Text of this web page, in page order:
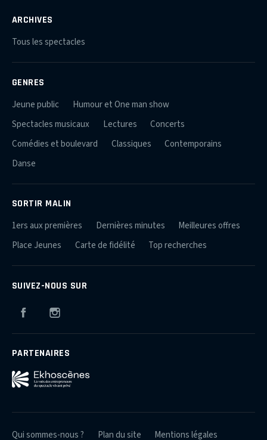
ARCHIVES
Tous les spectacles
GENRES
Jeune public
Humour et One man show
Spectacles musicaux
Lectures
Concerts
Comédies et boulevard
Classiques
Contemporains
Danse
SORTIR MALIN
1ers aux premières Dernières minutes
Meilleures offres
Place Jeunes
Carte de fidélité Top recherches
SUIVEZ-NOUS SUR
Facebook
PARTENAIRES
Qui sommes-nous ? Plan du site Mentions légales